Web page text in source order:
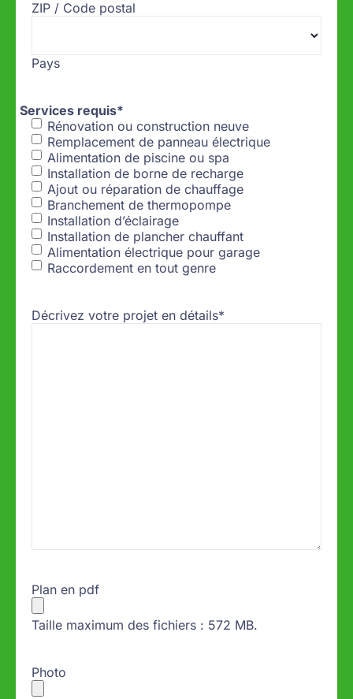
ZIP / Code postal
Pays
Services requis*
Rénovation ou construction neuve
Remplacement de panneau électrique
Alimentation de piscine ou spa
Installation de borne de recharge
Ajout ou réparation de chauffage
Branchement de thermopompe
Installation d’éclairage
Installation de plancher chauffant
Alimentation électrique pour garage
Raccordement en tout genre
Décrivez votre projet en détails*
Plan en pdf
Taille maximum des fichiers : 572 MB.
Photo